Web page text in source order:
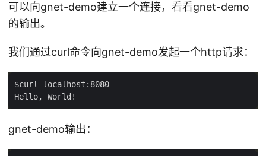
可以向gnet-demo建立一个连接，看看gnet-demo
的输出。
我们通过curl命令向gnet-demo发起一个http请求：
gnet-demo输出：